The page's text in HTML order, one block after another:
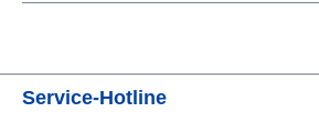
Service-Hotline